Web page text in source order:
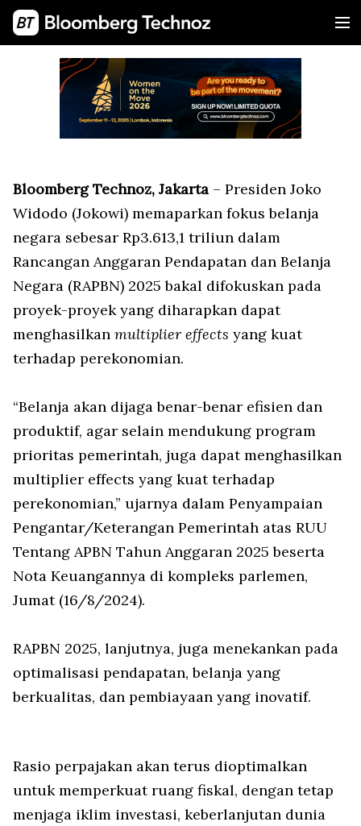
Bloomberg Technoz, Jakarta – Presiden Joko
Widodo (Jokowi) memaparkan fokus belanja
negara sebesar Rp3.613,1 triliun dalam
Rancangan Anggaran Pendapatan dan Belanja
Negara (RAPBN) 2025 bakal difokuskan pada
proyek-proyek yang diharapkan dapat
menghasilkan multiplier effects yang kuat
terhadap perekonomian.
“Belanja akan dijaga benar-benar efisien dan
produktif, agar selain mendukung program
prioritas pemerintah, juga dapat menghasilkan
multiplier effects yang kuat terhadap
perekonomian,” ujarnya dalam Penyampaian
Pengantar/Keterangan Pemerintah atas RUU
Tentang APBN Tahun Anggaran 2025 beserta
Nota Keuangannya di kompleks parlemen,
Jumat (16/8/2024).
RAPBN 2025, lanjutnya, juga menekankan pada
optimalisasi pendapatan, belanja yang
berkualitas, dan pembiayaan yang inovatif.
Rasio perpajakan akan terus dioptimalkan
untuk memperkuat ruang fiskal, dengan tetap
menjaga iklim investasi, keberlanjutan dunia